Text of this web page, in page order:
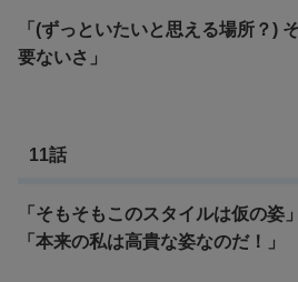
「(ずっといたいと思える場所？)
要ないさ」
11話
「そもそもこのスタイルは仮の姿」
「本来の私は高貴な姿なのだ！」